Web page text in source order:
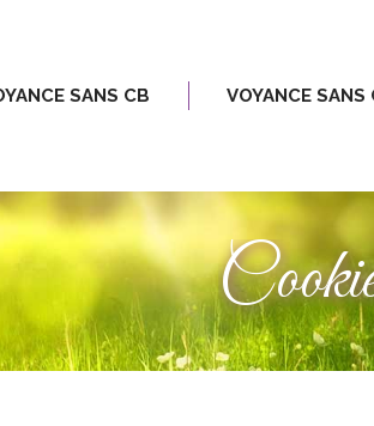
SANS CB VOYANCE SANS